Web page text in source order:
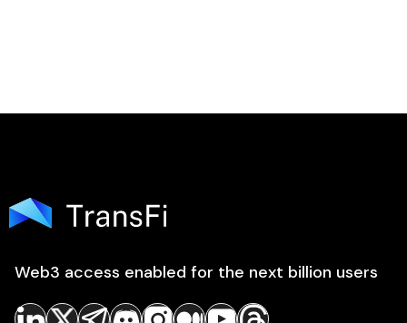
Web3 access enabled for the next billion users